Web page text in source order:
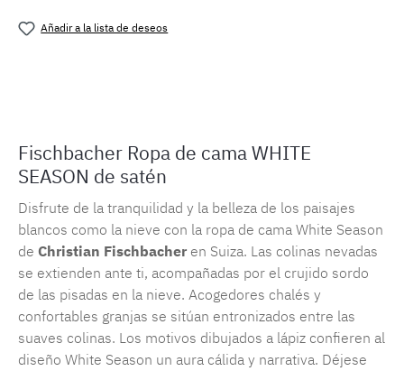
Añadir a la lista de deseos
Fischbacher Ropa de cama WHITE
SEASON de satén
Disfrute de la tranquilidad y la belleza de los paisajes
blancos como la nieve con la ropa de cama White Season
de Christian Fischbacher en Suiza. Las colinas nevadas
se extienden ante ti, acompañadas por el crujido sordo
de las pisadas en la nieve. Acogedores chalés y
confortables granjas se sitúan entronizados entre las
suaves colinas. Los motivos dibujados a lápiz confieren al
diseño White Season un aura cálida y narrativa. Déjese